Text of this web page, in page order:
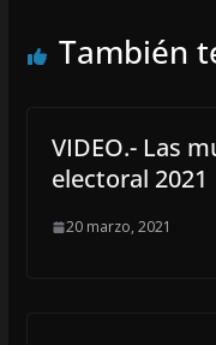
También
VIDEO.- Las
electoral 2021
20 marzo, 2021